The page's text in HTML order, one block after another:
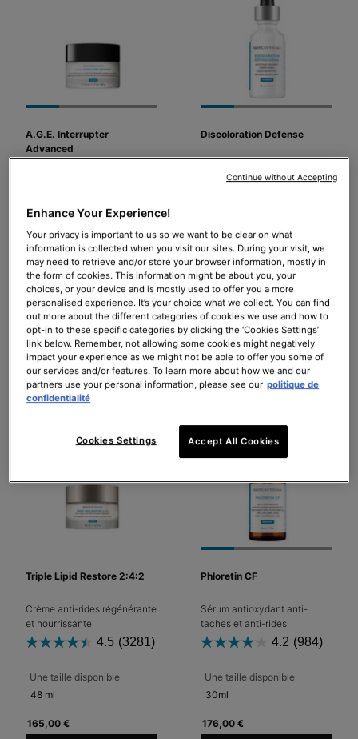
A.G.E. Interrupter
Advanced
Une taille disponible
48 ml
194,00 €
AJOUTER AU
PANIERA.G.E. INTERRUPTER ADVANCED
(404,17 €/100 ml.)
Discoloration Defense
Une taille disponible
30ml
102,00 €
AJOUTER AU
PANIER
(340,00 €/100 ml.)
Triple Lipid Restore 2:4:2
Crème anti-rides régénérante
et nourrissante
4.5 (3281)
Une taille disponible
48 ml
165,00 €
BEST-
Phloretin CF
Sérum antioxydant anti-
taches et anti-rides
4.2 (984)
Une taille disponible
30ml
176,00 €
Enhance Your Experience!
Your privacy is important to us so we want to be clear on what
information is collected when you visit our sites. During your visit, we
may need to retrieve and/or store your browser information, mostly in
the form of cookies. This information might be about you, your
choices, or your device and is mostly used to offer you a more
personalised experience. It’s your choice what we collect. You can find
out more about the different categories of cookies we use and how to
opt-in to these specific categories by clicking the ‘Cookies Settings’
link below. Remember, not allowing some cookies might negatively
impact your experience as we might not be able to offer you some of
our services and/or features. To learn more about how we and our
partners use your personal information, please see our politique de
confidentialité
Cookies Settings Accept All Cookies
Continue without Accepting